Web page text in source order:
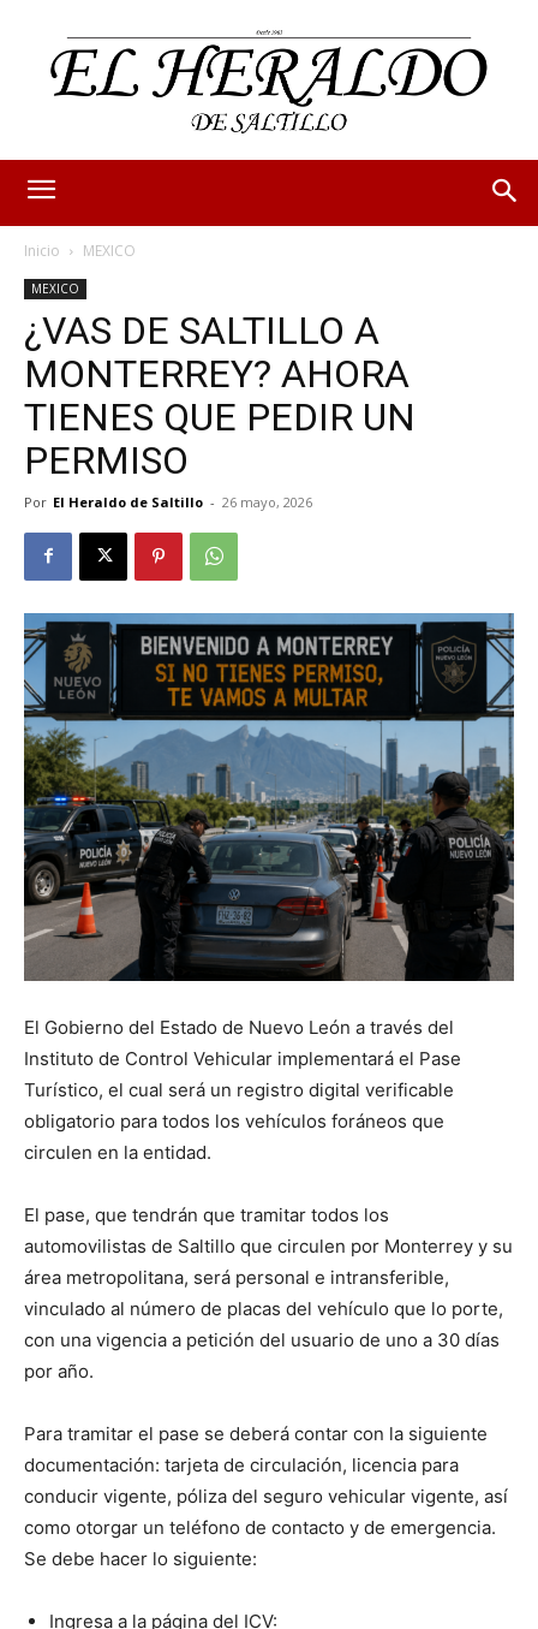
Inicio MEXICO
MEXICO
¿VAS DE SALTILLO A
MONTERREY? AHORA
TIENES QUE PEDIR UN
PERMISO
Por El Heraldo de Saltillo - 26 mayo, 2026
El Gobierno del Estado de Nuevo León a través del
Instituto de Control Vehicular implementará el Pase
Turístico, el cual será un registro digital verificable
obligatorio para todos los vehículos foráneos que
circulen en la entidad.
El pase, que tendrán que tramitar todos los
automovilistas de Saltillo que circulen por Monterrey y su
área metropolitana, será personal e intransferible,
vinculado al número de placas del vehículo que lo porte,
con una vigencia a petición del usuario de uno a 30 días
por año.
Para tramitar el pase se deberá contar con la siguiente
documentación: tarjeta de circulación, licencia para
conducir vigente, póliza del seguro vehicular vigente, así
como otorgar un teléfono de contacto y de emergencia.
Se debe hacer lo siguiente:
Ingresa a la página del ICV: